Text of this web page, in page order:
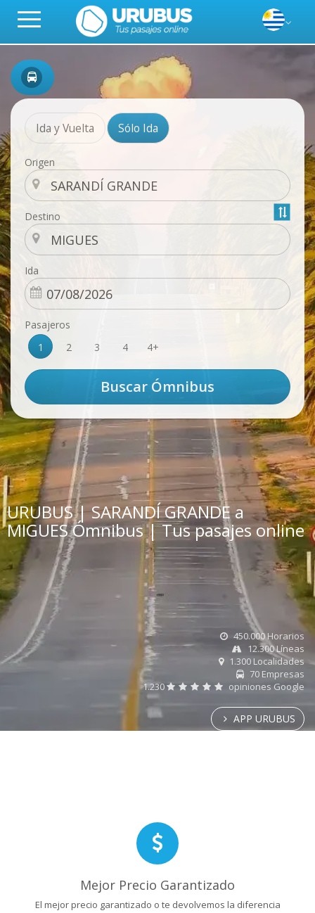
Ida y Vuelta Sólo Ida
Origen
Destino
Ida
Pasajeros
1
2 3 4 4+
URUBUS | SARANDÍ GRANDE a
MIGUES Ómnibus | Tus pasajes online
450.000 Horarios
12.300 Líneas
1.300 Localidades
70 Empresas
1.230
opiniones Google
APP URUBUS
Mejor Precio Garantizado
El mejor precio garantizado o te devolvemos la diferencia